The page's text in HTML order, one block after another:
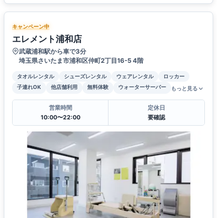
キャンペーン中
エレメント浦和店
武蔵浦和駅から車で3分
埼玉県さいたま市浦和区仲町2丁目16-5 4階
タオルレンタル シューズレンタル ウェアレンタル
ロッカー
子連れOK
他店舗利用 無料体験 ウォーターサーバー もっと見る
営業時間
10:00〜22:00
定休日
要確認